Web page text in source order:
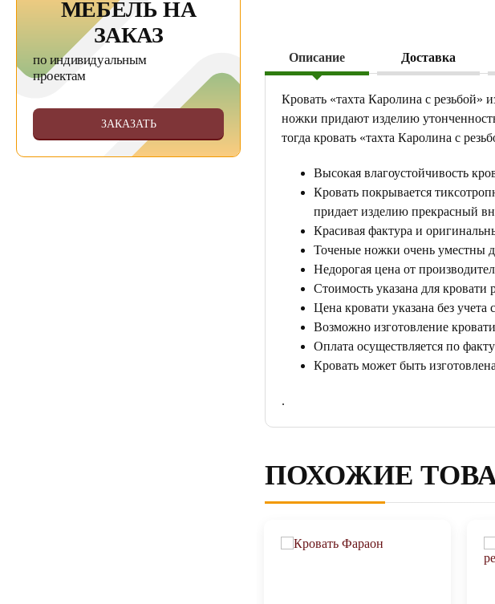
МЕБЕЛЬ НА
ЗАКАЗ
по индивидуальным
проектам
ЗАКАЗАТЬ
Описание Доставка
Кровать «тахта Каролина с резьбой»
ножки придают изделию
тогда кровать «тахта Каролина с
Высокая влагоустойчивость
Кровать покрывается
придает изделию прекрасный
Красивая фактура и
Точеные ножки очень уместны
Недорогая цена от
Стоимость указана для кровати
Цена кровати указана без учета
Возможно изготовление
Оплата осуществляется по
Кровать может быть
.
ПОХОЖИЕ